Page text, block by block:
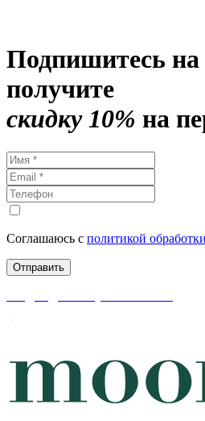
Подпишитесь
получите
скидку 10% на
Соглашаюсь с политикой